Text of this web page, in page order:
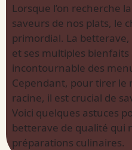
Lorsque l’on recherche
saveurs de nos plats, le
primordial. La
et ses multiples
incontournable des
Cependant, pour tirer le
racine, il est crucial de
Voici quelques astuces
betterave de qualité qui
préparations culinaires.